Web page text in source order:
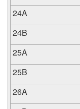
24A
24B
25A
25B
26A